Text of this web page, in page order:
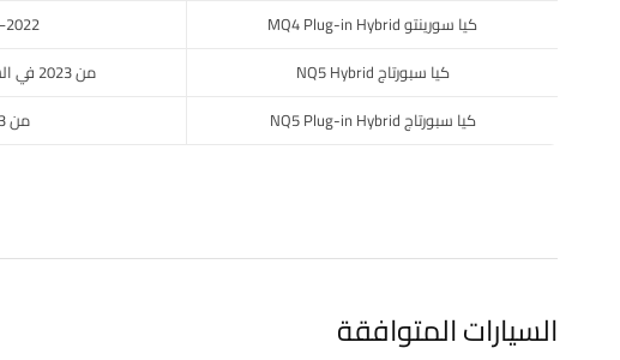
كيا سورينتو MQ4 Plug-in Hybrid
2022–2026
كيا سبورتاج NQ5 Hybrid
من 2023 في السوق الأمريكي
كيا سبورتاج NQ5 Plug-in Hybrid
من 2023
السيارات المتوافقة